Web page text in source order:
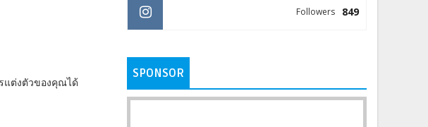
แต่งตัวของคุณได้
849
Followers
SPONSOR